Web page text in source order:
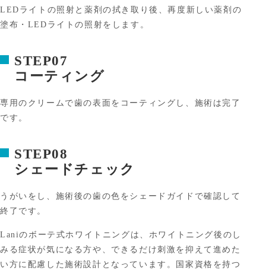
LEDライトの照射と薬剤の拭き取り後、再度新しい薬剤の
塗布・LEDライトの照射をします。
STEP07
コーティング
専用のクリームで歯の表面をコーティングし、施術は完了
です。
STEP08
シェードチェック
うがいをし、施術後の歯の色をシェードガイドで確認して
終了です。
Laniのボーテ式ホワイトニングは、ホワイトニング後のし
みる症状が気になる方や、できるだけ刺激を抑えて進めた
い方に配慮した施術設計となっています。国家資格を持つ